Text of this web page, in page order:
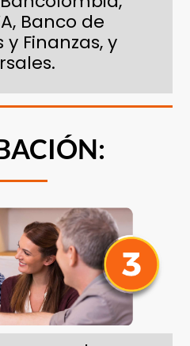
Banco de
Finanzas, y